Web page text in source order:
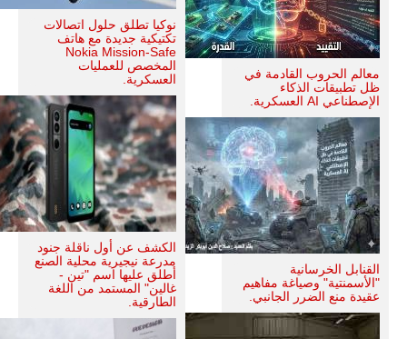
معالم الحروب القادمة في
ظل تطبيقات الذكاء
الإصطناعي AI العسكرية.
القنابل الخرسانية
"الأسمنتية" وصياغة مفاهيم
عقيدة منع الضرر الجانبي.
نوكيا تطلق حلول اتصالات
تكتيكية جديدة مع هاتف
Nokia Mission-Safe
المخصص للعمليات
العسكرية.
الكشف عن أول ناقلة جنود
مدرعة نيجيرية محلية الصنع
أطلق عليها اسم "تين -
غالين" المستمد من اللغة
الطارقية.